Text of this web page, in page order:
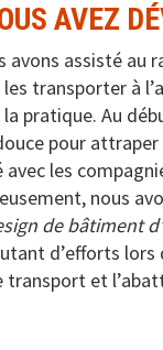
AVEZ
avons assisté au
transporter à
pratique. Au
pour
les
nous
de bâtiment
d’efforts lors
transport et